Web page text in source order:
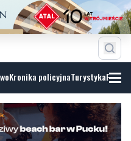
Kronika policyjnaTurystyka